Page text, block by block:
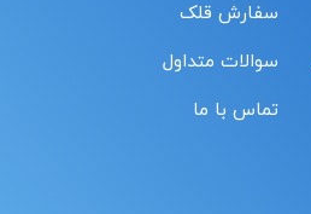
سفارش قلک
سوالات متداول
تماس با ما